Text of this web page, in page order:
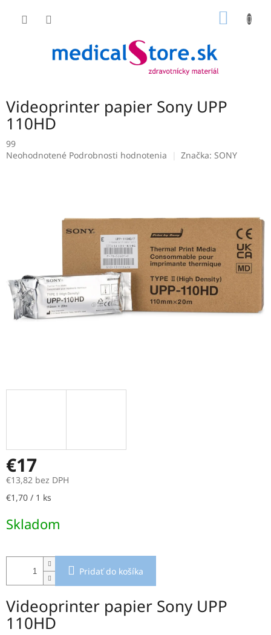
Videoprinter papier Sony UPP
110HD
99
Priemerné
Neohodnotené Podrobnosti hodnotenia Značka: SONY
€17
€13,82 bez DPH
Jednotková
€1,70 / 1 ks
Skladom
Pridať do košíka
Videoprinter papier Sony UPP
110HD